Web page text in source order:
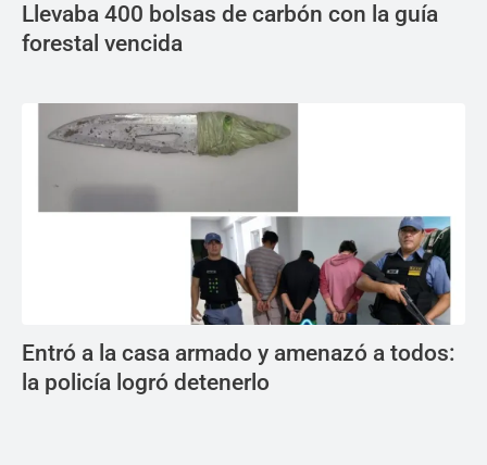
Llevaba 400 bolsas de carbón con la guía
forestal vencida
Entró a la casa armado y amenazó a todos:
la policía logró detenerlo